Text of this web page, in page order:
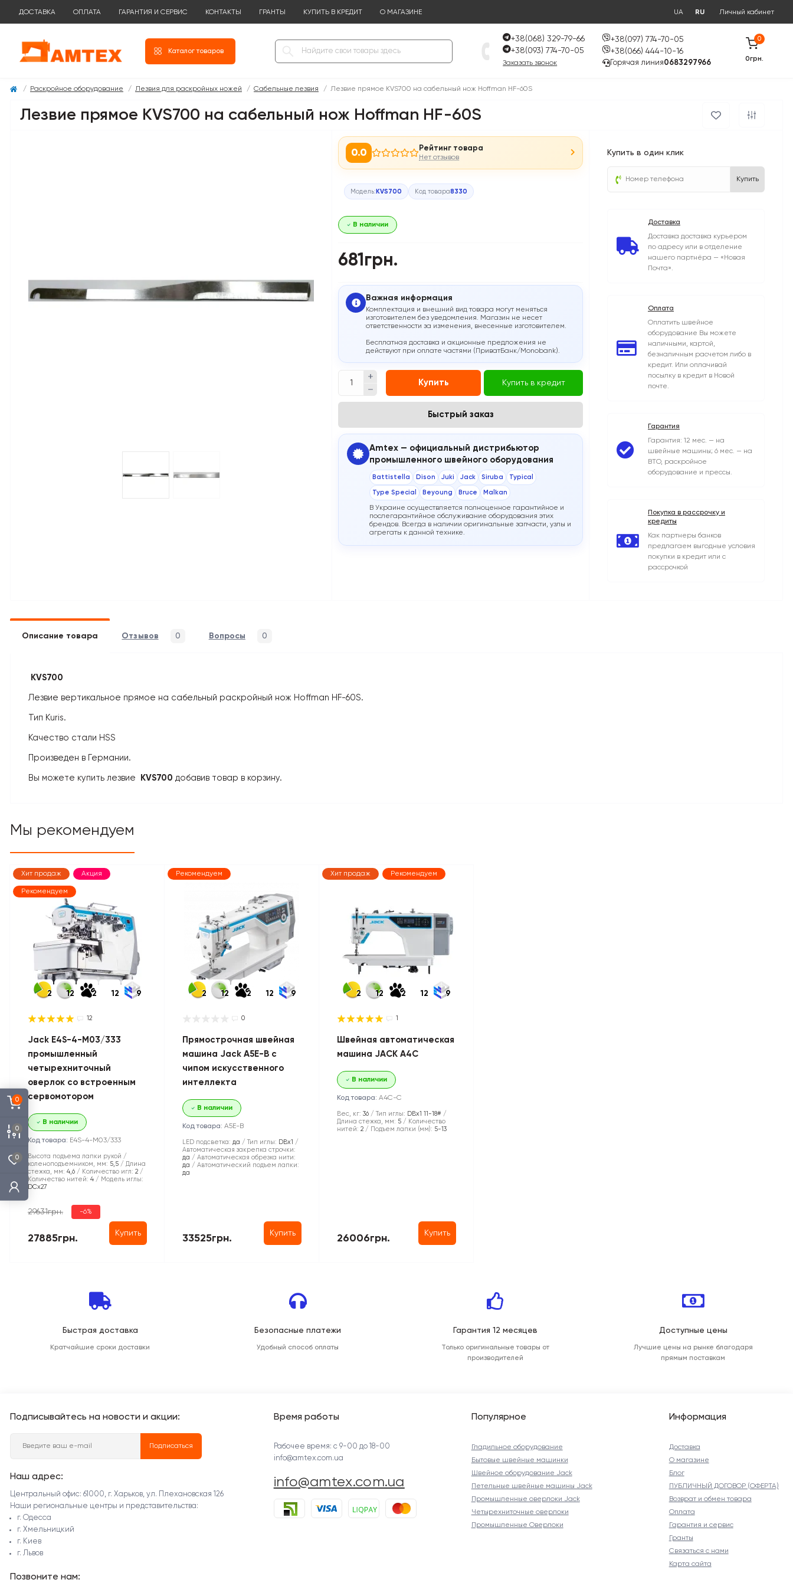
0
0
0
ДОСТАВКА ОПЛАТА ГАРАНТИЯ И СЕРВИС КОНТАКТЫ ГРАНТЫ КУПИТЬ В КРЕДИТ О МАГАЗИНЕ UA RU Личный кабинет
Каталог товаров
+38(068) 329-79-66
+38(093) 774-70-05
Заказать звонок
+38(097) 774-70-05
+38(066) 444-10-16
Горячая линия0683297966
0
0грн.
Раскройное оборудование Лезвия для раскройных ножей Сабельные лезвия Лезвие прямое KVS700 на сабельный нож Hoffman HF-60S
Лезвие прямое KVS700 на сабельный нож Hoffman HF-60S
0.0 Рейтинг товара
Нет отзывов
Модель: KVS700 Код товара8330
В наличии
681грн.
Важная информация
Комплектация и внешний вид товара могут меняться
изготовителем без уведомления. Магазин не несет
ответственности за изменения, внесенные изготовителем.
Бесплатная доставка и акционные предложения не
действуют при оплате частями (ПриватБанк/Monobank).
Купить Купить в кредит
Быстрый заказ
Amtex — официальный дистрибьютор
промышленного швейного оборудования
Battistella Dison Juki Jack Siruba Typical
Type Special Beyoung Bruce Malkan
В Украине осуществляется полноценное гарантийное и
послегарантийное обслуживание оборудования этих
брендов. Всегда в наличии оригинальные запчасти, узлы и
агрегаты к данной технике.
Купить в один клик
Купить
Доставка
Доставка доставка курьером
по адресу или в отделение
нашего партнёра — «Новая
Почта».
Оплата
Оплатить швейное
оборудование Вы можете
наличными, картой,
безналичным расчетом либо в
кредит. Или оплачивай
посылку в кредит в Новой
почте.
Гарантия
Гарантия: 12 мес. — на
швейные машины; 6 мес. — на
ВТО, раскройное
оборудование и прессы.
Покупка в рассрочку и
кредиты
Как партнеры банков
предлагаем выгодные условия
покупки в кредит или с
рассрочкой
Описание товара Отзывов 0 Вопросы 0
KVS700
Лезвие вертикальное прямое на сабельный раскройный нож Hoffman HF-60S.
Тип Kuris.
Качество стали HSS
Произведен в Германии.
Вы можете купить лезвие KVS700 добавив товар в корзину.
Мы рекомендуем
Хит продаж Акция
Рекомендуем
2 12 2 12 9
12
Jack E4S-4-M03/333
промышленный
четырехниточный
оверлок со встроенным
сервомотором
В наличии
Код товара: E4S-4-M03/333
Высота подъема лапки рукой /
коленоподъемником, мм: 5,5
Длина
стежка, мм: 4,6 Количество игл: 2
Количество нитей: 4
Модель иглы:
DCx27
29631грн. -6%
27885грн. Купить
Рекомендуем
2 12 2 12 9
0
Прямострочная швейная
машина Jack A5E-B с
чипом искусственного
интеллекта
В наличии
Код товара: A5E-B
LED подсветка: да Тип иглы: DBx1
Автоматическая закрепка строчки:
да
Автоматическая обрезка нити:
да
Автоматический подъем лапки:
да
33525грн. Купить
Хит продаж Рекомендуем
2 12 2 12 9
1
Швейная автоматическая
машина JACK A4C
В наличии
Код товара: A4C-С
Вес, кг: 36 Тип иглы: DBx1 11-18#
Длина стежка, мм: 5
Количество
нитей: 2 Подъем лапки (мм): 5-13
26006грн. Купить
Быстрая доставка
Кратчайшие сроки доставки
Безопасные платежи
Удобный способ оплаты
Гарантия 12 месяцев
Только оригинальные товары от
производителей
Доступные цены
Лучшие цены на рынке благодаря
прямым поставкам
Подписывайтесь на новости и акции:
Подписаться
Наш адрес:
Центральный офис: 61000, г. Харьков, ул. Плехановская 126
Наши региональные центры и представительства:
г. Одесса
г. Хмельницкий
г. Киев
г. Львов
Позвоните нам:
Время работы
Рабочее время: с 9-00 до 18-00
info@amtex.com.ua
info@amtex.com.ua
Популярное
Гладильное оборудование
Бытовые швейные машинки
Швейное оборудование Jack
Петельные швейные машины Jack
Промышленные оверлоки Jack
Четырехниточные оверлоки
Промышленные Оверлоки
Информация
Доставка
О магазине
Блог
ПУБЛИЧНЫЙ ДОГОВОР (ОФЕРТА)
Возврат и обмен товара
Оплата
Гарантия и сервис
Гранты
Связаться с нами
Карта сайта